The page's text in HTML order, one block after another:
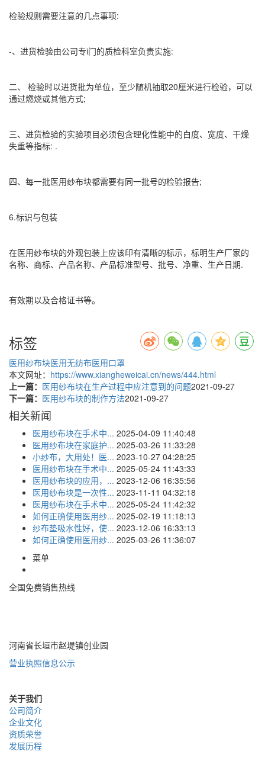
检验规则需要注意的几点事项:
-、进货检验由公司专i门的质检科室负责实施:
二、 检验时以进货批为单位，至少随机抽取20厘米进行检验，可以
通过燃烧或其他方式;
三、进货检验的实验项目必须包含理化性能中的白度、宽度、干燥
失重等指标: .
四、每一批医用纱布块都需要有同一批号的检验报告;
6.标识与包装
在医用纱布块的外观包装上应该印有清晰的标示，标明生产厂家的
名称、商标、产品名称、产品标准型号、批号、净重、生产日期.
有效期以及合格证书等。
标签
医用纱布块医用无纺布医用口罩
本文网址： https://www.xiangheweicai.cn/news/444.html
上一篇： 医用纱布块在生产过程中应注意到的问题2021-09-27
下一篇： 医用纱布块的制作方法2021-09-27
相关新闻
医用纱布块在手术中... 2025-04-09 11:40:48
医用纱布块在家庭护... 2025-03-26 11:33:28
小纱布，大用处！医... 2023-10-27 04:28:25
医用纱布块在手术中... 2025-05-24 11:43:33
医用纱布块的应用，... 2023-12-06 16:35:56
医用纱布块是一次性... 2023-11-11 04:32:18
医用纱布块在手术中... 2025-05-24 11:42:32
如何正确使用医用纱... 2025-02-19 11:18:13
纱布垫吸水性好，使... 2023-12-06 16:33:13
如何正确使用医用纱... 2025-03-26 11:36:07
菜单
全国免费销售热线
河南省长垣市赵堤镇创业园
营业执照信息公示
关于我们
公司简介
企业文化
资质荣誉
发展历程